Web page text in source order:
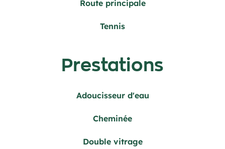
Route principale
Tennis
Prestations
Adoucisseur d'eau
Cheminée
Double vitrage